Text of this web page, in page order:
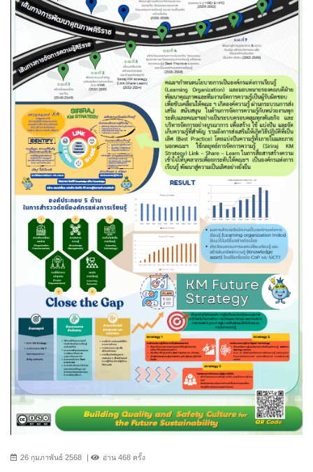
26 กุมภาพันธ์ 2568 อ่าน 468 ครั้ง